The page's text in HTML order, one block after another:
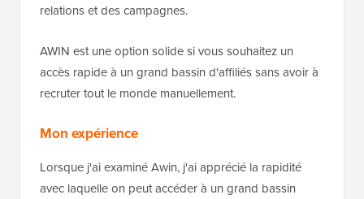
relations et des campagnes.
AWIN est une option solide si vous souhaitez un
accès rapide à un grand bassin d'affiliés sans avoir à
recruter tout le monde manuellement.
Mon expérience
Lorsque j'ai examiné Awin, j'ai apprécié la rapidité
avec laquelle on peut accéder à un grand bassin